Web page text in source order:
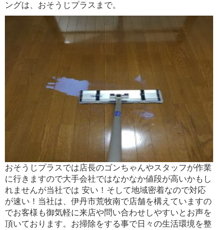
ングは、おそうじプラスまで。
おそうじプラスでは店長のゴンちゃんやスタッフが作業
に行きますので大手会社ではなかなか値段が高いかもし
れませんが当社では 安い！そして地域密着なので対応
が速い！当社は、伊丹市荒牧南で店舗を構えていますの
でお客様も御気軽に来店や問い合わせしやすいとお声を
頂いております。お掃除をする事で日々の生活環境を整